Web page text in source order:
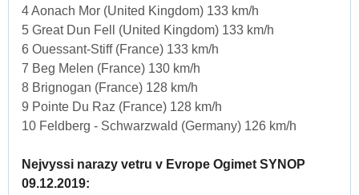
4 Aonach Mor (United Kingdom) 133 km/h
5 Great Dun Fell (United Kingdom) 133 km/h
6 Ouessant-Stiff (France) 133 km/h
7 Beg Melen (France) 130 km/h
8 Brignogan (France) 128 km/h
9 Pointe Du Raz (France) 128 km/h
10 Feldberg - Schwarzwald (Germany) 126 km/h
Nejvyssi narazy vetru v Evrope Ogimet SYNOP
09.12.2019: